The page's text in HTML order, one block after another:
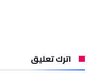
اترك تعليق